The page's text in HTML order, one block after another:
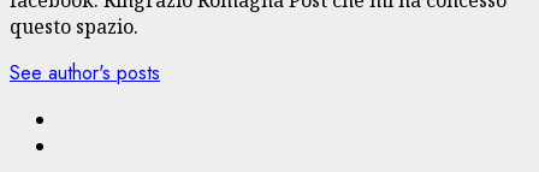
questo spazio.
See author's posts